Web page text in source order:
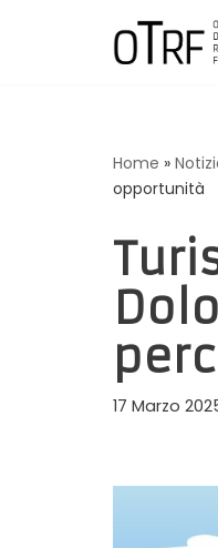
Home »
opportunità
17 Marzo